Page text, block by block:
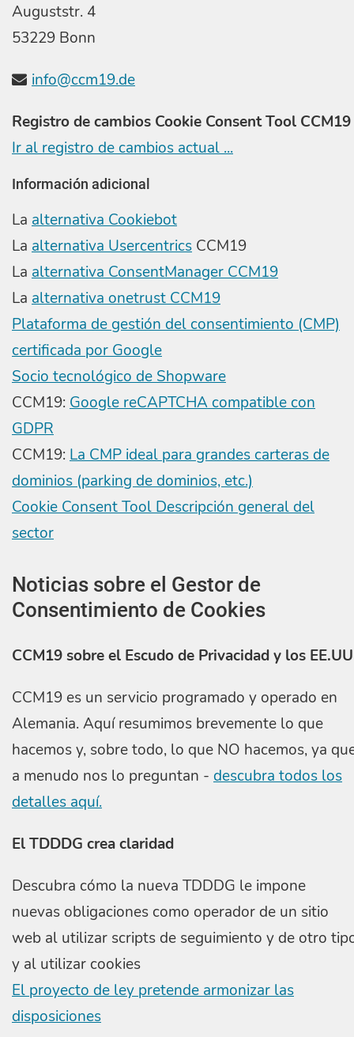
Auguststr. 4
53229 Bonn
info@ccm19.de
Registro de cambios Cookie Consent Tool CCM19
Ir al registro de cambios actual ...
Información adicional
La alternativa Cookiebot
La alternativa Usercentrics CCM19
La alternativa ConsentManager CCM19
La alternativa onetrust CCM19
Plataforma de gestión del consentimiento (CMP)
certificada por Google
Socio tecnológico de Shopware
CCM19: Google reCAPTCHA compatible con
GDPR
CCM19: La CMP ideal para grandes carteras de
dominios (parking de dominios, etc.)
Cookie Consent Tool Descripción general del
sector
Noticias sobre el Gestor de
Consentimiento de Cookies
CCM19 sobre el Escudo de Privacidad y los EE.UU
CCM19 es un servicio programado y operado en
Alemania. Aquí resumimos brevemente lo que
hacemos y, sobre todo, lo que NO hacemos, ya
a menudo nos lo preguntan - descubra todos los
detalles aquí.
El TDDDG crea claridad
Descubra cómo la nueva TDDDG le impone
nuevas obligaciones como operador de un sitio
web al utilizar scripts de seguimiento y de otro
y al utilizar cookies
El proyecto de ley pretende armonizar las
disposiciones